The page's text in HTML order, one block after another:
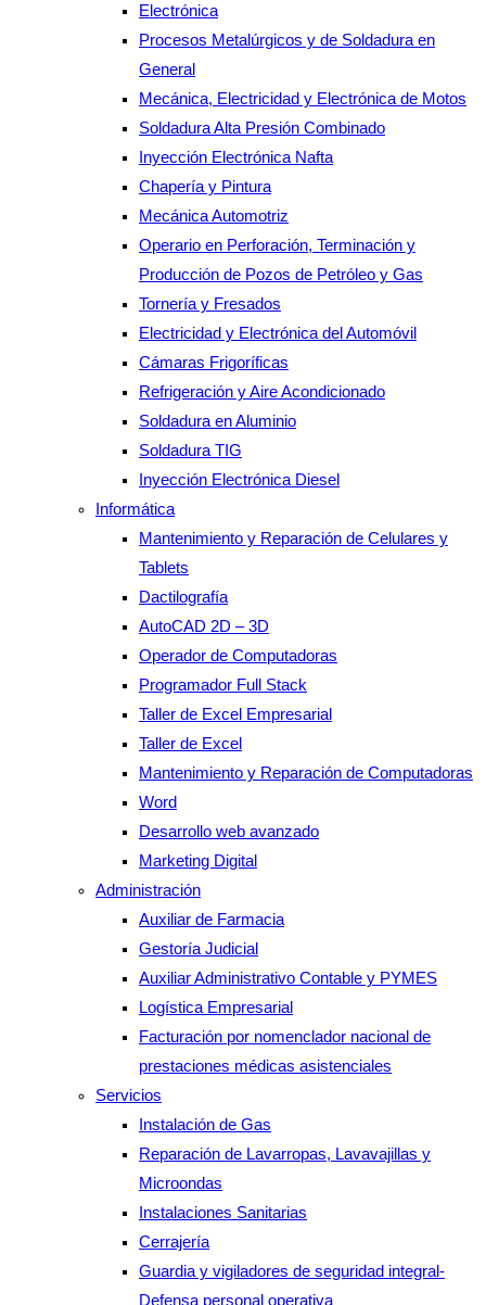
Electrónica
Procesos Metalúrgicos y de Soldadura en
General
Mecánica, Electricidad y Electrónica de Motos
Soldadura Alta Presión Combinado
Inyección Electrónica Nafta
Chapería y Pintura
Mecánica Automotriz
Operario en Perforación, Terminación y
Producción de Pozos de Petróleo y Gas
Tornería y Fresados
Electricidad y Electrónica del Automóvil
Cámaras Frigoríficas
Refrigeración y Aire Acondicionado
Soldadura en Aluminio
Soldadura TIG
Inyección Electrónica Diesel
Informática
Mantenimiento y Reparación de Celulares y
Tablets
Dactilografía
AutoCAD 2D – 3D
Operador de Computadoras
Programador Full Stack
Taller de Excel Empresarial
Taller de Excel
Mantenimiento y Reparación de Computadoras
Word
Desarrollo web avanzado
Marketing Digital
Administración
Auxiliar de Farmacia
Gestoría Judicial
Auxiliar Administrativo Contable y PYMES
Logística Empresarial
Facturación por nomenclador nacional de
prestaciones médicas asistenciales
Servicios
Instalación de Gas
Reparación de Lavarropas, Lavavajillas y
Microondas
Instalaciones Sanitarias
Cerrajería
Guardia y vigiladores de seguridad integral-
Defensa personal operativa